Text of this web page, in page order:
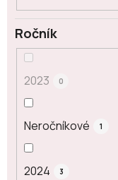
Ročník
2023 0
Neročníkové 1
2024 3